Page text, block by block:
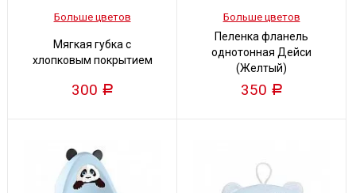
Больше цветов
Мягкая губка с
хлопковым покрытием
300 Р
Больше цветов
Пеленка фланель
однотонная Дейси
(Желтый)
350 Р